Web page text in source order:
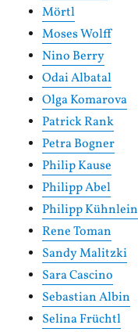
Mörtl
Moses Wolff
Nino Berry
Odai Albatal
Olga Komarova
Patrick Rank
Petra Bogner
Philip Kause
Philipp Abel
Philipp Kühnlein
Rene Toman
Sandy Malitzki
Sara Cascino
Sebastian Albin
Selina Früchtl